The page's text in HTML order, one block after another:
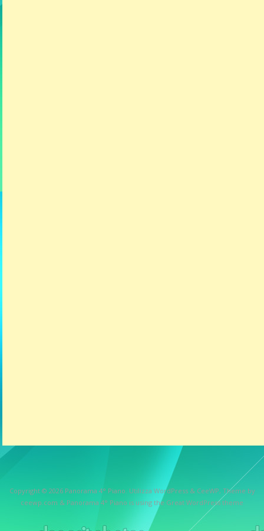
Copyright © 2026 Panorama 4° Piano. Utilizza WordPress& CeeWP, Theme by
ceewp.com & Panorama 4° Piano is using the Great WordPress theme